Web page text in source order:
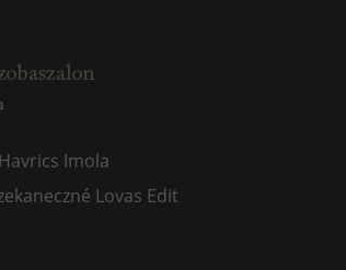
Imola
Lovas Edit